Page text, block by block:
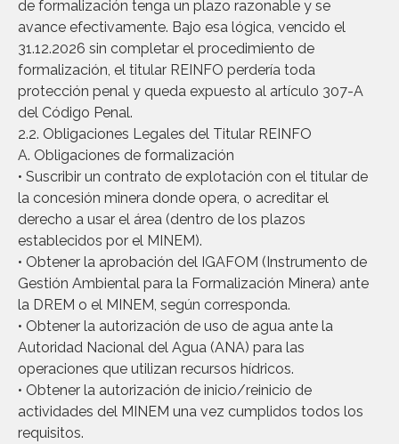
de formalización tenga un plazo razonable y se
avance efectivamente. Bajo esa lógica, vencido el
31.12.2026 sin completar el procedimiento de
formalización, el titular REINFO perdería toda
protección penal y queda expuesto al artículo 307-A
del Código Penal.
2.2. Obligaciones Legales del Titular REINFO
A. Obligaciones de formalización
• Suscribir un contrato de explotación con el titular de
la concesión minera donde opera, o acreditar el
derecho a usar el área (dentro de los plazos
establecidos por el MINEM).
• Obtener la aprobación del IGAFOM (Instrumento de
Gestión Ambiental para la Formalización Minera) ante
la DREM o el MINEM, según corresponda.
• Obtener la autorización de uso de agua ante la
Autoridad Nacional del Agua (ANA) para las
operaciones que utilizan recursos hídricos.
• Obtener la autorización de inicio/reinicio de
actividades del MINEM una vez cumplidos todos los
requisitos.